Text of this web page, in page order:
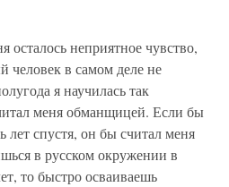
осталось неприятное чувство,
человек в самом деле не
я научилась так
меня обманщицей. Если бы
лет спустя, он бы считал меня
в русском окружении в
то быстро осваиваешь